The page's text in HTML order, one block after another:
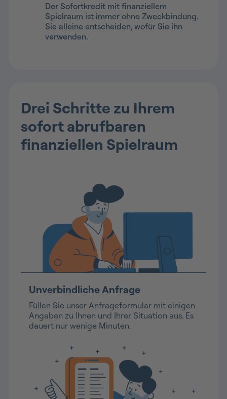
Der Sofortkredit mit finanziellem
Spielraum ist immer ohne Zweckbindung.
Sie alleine entscheiden, wofür Sie ihn
verwenden.
Drei Schritte zu Ihrem
sofort abrufbaren
finanziellen Spielraum
Unverbindliche Anfrage
Füllen Sie unser Anfrageformular mit einigen
Angaben zu Ihnen und Ihrer Situation aus. Es
dauert nur wenige Minuten.